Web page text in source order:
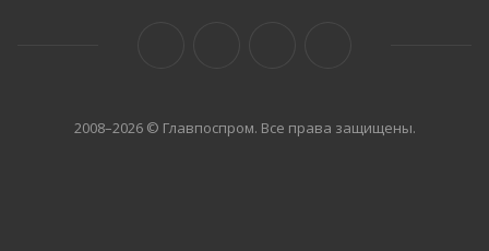
2008–2026 © Главпоспром. Все права защищены.